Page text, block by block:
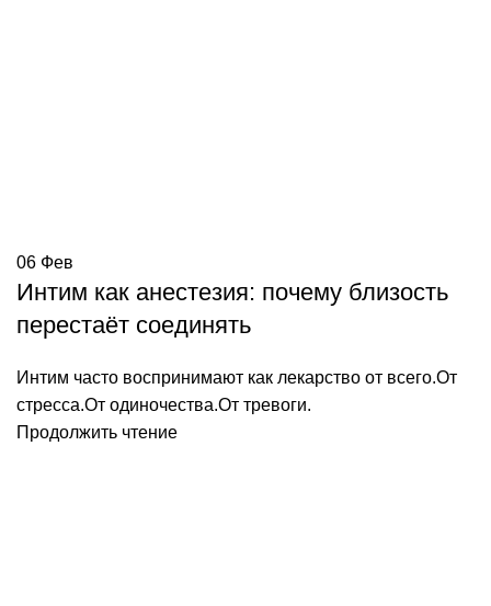
06 Фев
Интим как анестезия: почему близость
перестаёт соединять
Интим часто воспринимают как лекарство от всего.От
стресса.От одиночества.От тревоги.
Продолжить чтение